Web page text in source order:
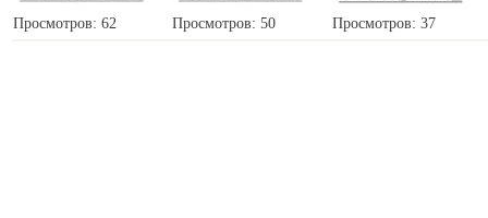
Просмотров: 62 Просмотров: 50 Просмотров: 37